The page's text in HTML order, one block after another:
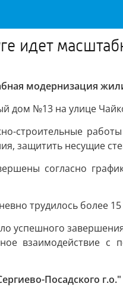
идет
модернизация
дом №13 на улице
строительные
защитить несущие
согласно
трудилось более
успешного
взаимодействие
Посадского г.о."